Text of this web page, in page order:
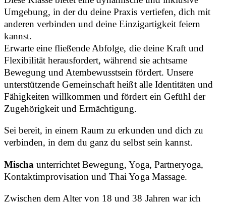
Umgebung, in der du deine Praxis vertiefen, dich mit
anderen verbinden und deine Einzigartigkeit feiern
kannst.
Erwarte eine fließende Abfolge, die deine Kraft und
Flexibilität herausfordert, während sie achtsame
Bewegung und Atembewusstsein fördert. Unsere
unterstützende Gemeinschaft heißt alle Identitäten und
Fähigkeiten willkommen und fördert ein Gefühl der
Zugehörigkeit und Ermächtigung.
Sei bereit, in einem Raum zu erkunden und dich zu
verbinden, in dem du ganz du selbst sein kannst.
Mischa unterrichtet Bewegung, Yoga, Partneryoga,
Kontaktimprovisation und Thai Yoga Massage.
Zwischen dem Alter von 18 und 38 Jahren war ich